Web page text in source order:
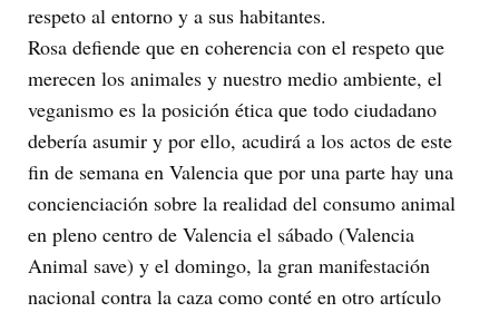
respeto al entorno y a sus habitantes.
Rosa defiende que en coherencia con el respeto que
merecen los animales y nuestro medio ambiente, el
veganismo es la posición ética que todo ciudadano
debería asumir y por ello, acudirá a los actos de este
fin de semana en Valencia que por una parte hay una
concienciación sobre la realidad del consumo animal
en pleno centro de Valencia el sábado (Valencia
Animal save) y el domingo, la gran manifestación
nacional contra la caza como conté en otro artículo